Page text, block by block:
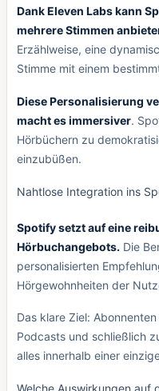
Dank Eleven Labs kann
mehrere Stimmen
Erzählweise, eine
Stimme mit einem
Diese Personalisierung
macht es immersiver.
Hörbüchern zu
einzubüßen.
Nahtlose Integration ins
Spotify setzt auf eine
Hörbuchangebots. Die
personalisierten
Hörgewohnheiten der
Das klare Ziel:
Podcasts und schließlich
alles innerhalb einer